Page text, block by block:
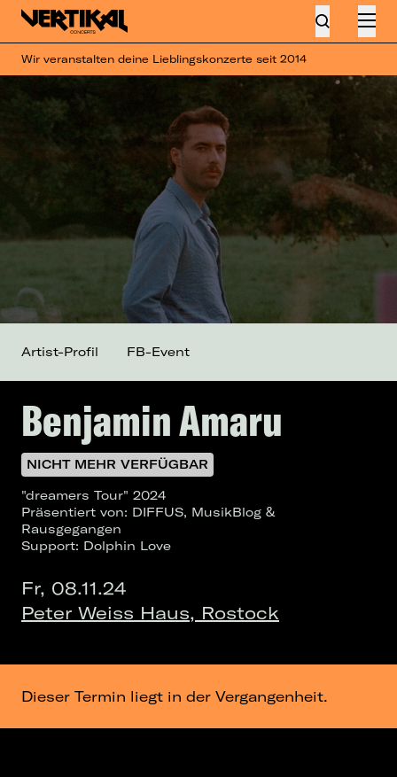
Wir veranstalten deine Lieblingskonzerte seit 2014
Benjamin Amaru
NICHT MEHR VERFÜGBAR
"dreamers Tour" 2024
Präsentiert von: DIFFUS, MusikBlog &
Rausgegangen
Support: Dolphin Love
Fr, 08.11.24
Peter Weiss Haus, Rostock
Artist-Profil FB-Event
Dieser Termin liegt in der Vergangenheit.